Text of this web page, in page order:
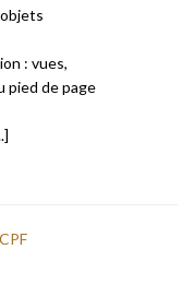
: vues,
pied de page
CPF